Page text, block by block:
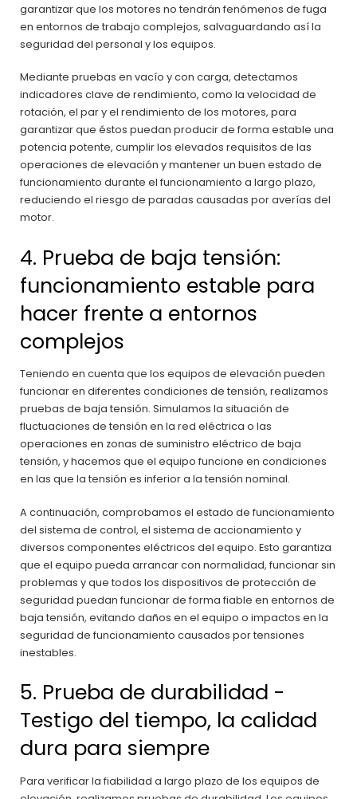
garantizar que los motores no tendrán fenómenos de fuga
en entornos de trabajo complejos, salvaguardando así la
seguridad del personal y los equipos.
Mediante pruebas en vacío y con carga, detectamos
indicadores clave de rendimiento, como la velocidad de
rotación, el par y el rendimiento de los motores, para
garantizar que éstos puedan producir de forma estable una
potencia potente, cumplir los elevados requisitos de las
operaciones de elevación y mantener un buen estado de
funcionamiento durante el funcionamiento a largo plazo,
reduciendo el riesgo de paradas causadas por averías del
motor.
4. Prueba de baja tensión:
funcionamiento estable para
hacer frente a entornos
complejos
Teniendo en cuenta que los equipos de elevación pueden
funcionar en diferentes condiciones de tensión, realizamos
pruebas de baja tensión. Simulamos la situación de
fluctuaciones de tensión en la red eléctrica o las
operaciones en zonas de suministro eléctrico de baja
tensión, y hacemos que el equipo funcione en condiciones
en las que la tensión es inferior a la tensión nominal.
A continuación, comprobamos el estado de funcionamiento
del sistema de control, el sistema de accionamiento y
diversos componentes eléctricos del equipo. Esto garantiza
que el equipo pueda arrancar con normalidad, funcionar sin
problemas y que todos los dispositivos de protección de
seguridad puedan funcionar de forma fiable en entornos de
baja tensión, evitando daños en el equipo o impactos en la
seguridad de funcionamiento causados por tensiones
inestables.
5. Prueba de durabilidad -
Testigo del tiempo, la calidad
dura para siempre
Para verificar la fiabilidad a largo plazo de los equipos de